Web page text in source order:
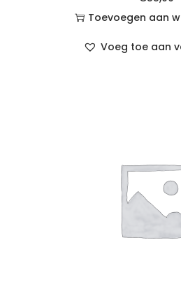
Toevoegen aan
Voeg toe aan